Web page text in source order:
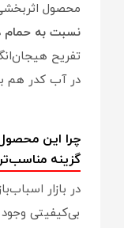
محصول اثربخشی
نسبت به حمام
تفریح
در آب کدر هم
چرا این
گزینه
در بازار
بی‌کیفیتی